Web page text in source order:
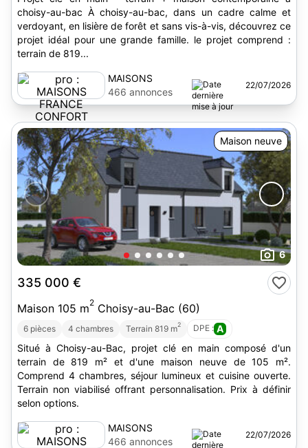
choisy-au-bac À choisy-au-bac, dans un cadre calme et
verdoyant, en lisière de forêt et sans vis-à-vis, découvrez ce
projet idéal pour une grande famille. le projet comprend :
terrain de 819...
MAISONS
FRANCE
CONFORT
466 annonces
22/07/2026
Maison neuve
6
335 000 €
Maison 105 m2 Choisy-au-Bac (60)
6 pièces 4 chambres Terrain 819 m2 DPE : A
Situé à Choisy-au-Bac, projet clé en main composé d'un
terrain de 819 m² et d'une maison neuve de 105 m².
Comprend 4 chambres, séjour lumineux et cuisine ouverte.
Terrain non viabilisé offrant personnalisation. Prix à définir
selon options.
MAISONS
FRANCE
466 annonces
22/07/2026